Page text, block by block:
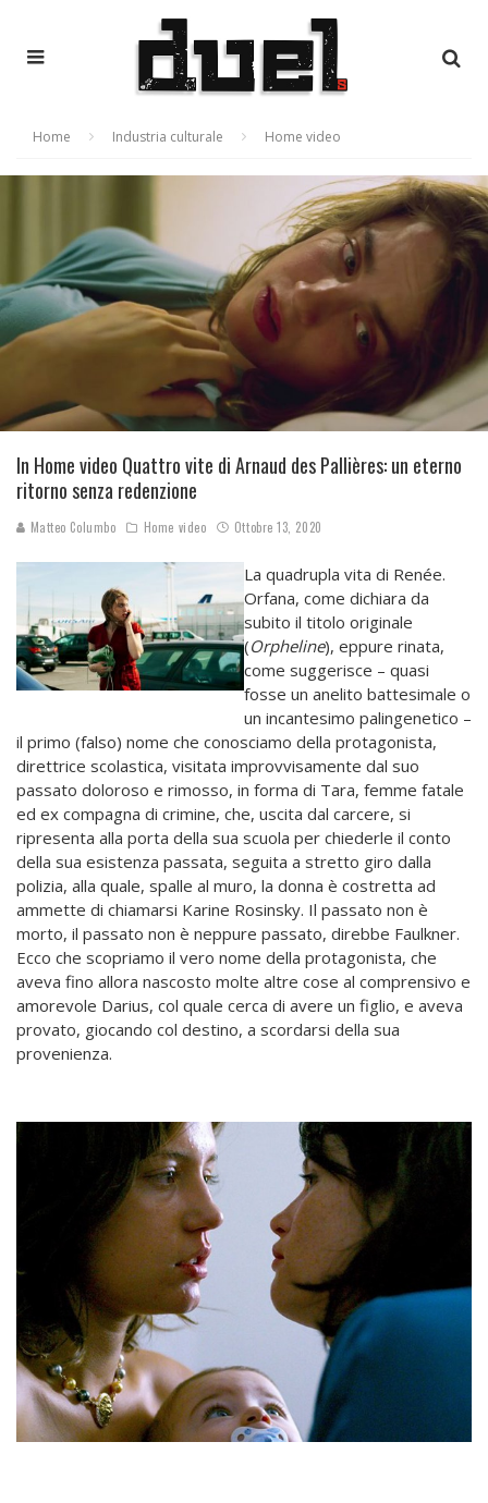
Home Industria culturale Home video
In Home video Quattro vite di Arnaud des Pallières: un eterno
ritorno senza redenzione
Matteo Columbo Home video Ottobre 13, 2020
La quadrupla vita di Renée.
Orfana, come dichiara da
subito il titolo originale
(Orpheline), eppure rinata,
come suggerisce – quasi
fosse un anelito battesimale o
un incantesimo palingenetico –
il primo (falso) nome che conosciamo della protagonista,
direttrice scolastica, visitata improvvisamente dal suo
passato doloroso e rimosso, in forma di Tara, femme fatale
ed ex compagna di crimine, che, uscita dal carcere, si
ripresenta alla porta della sua scuola per chiederle il conto
della sua esistenza passata, seguita a stretto giro dalla
polizia, alla quale, spalle al muro, la donna è costretta ad
ammette di chiamarsi Karine Rosinsky. Il passato non è
morto, il passato non è neppure passato, direbbe Faulkner.
Ecco che scopriamo il vero nome della protagonista, che
aveva fino allora nascosto molte altre cose al comprensivo e
amorevole Darius, col quale cerca di avere un figlio, e aveva
provato, giocando col destino, a scordarsi della sua
provenienza.